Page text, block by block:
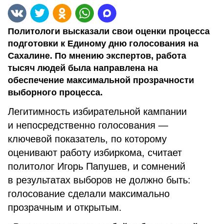
Политологи высказали свои оценки процесса
подготовки к Единому дню голосования на
Сахалине. По мнению экспертов, работа
тысяч людей была направлена на
обеспечение максимальной прозрачности
выборного процесса.
Легитимность избирательной кампании
и непосредственно голосования —
ключевой показатель, по которому
оценивают работу избиркома, считает
политолог Игорь Папушев, и сомнений
в результатах выборов не должно быть:
голосование сделали максимально
прозрачным и открытым.